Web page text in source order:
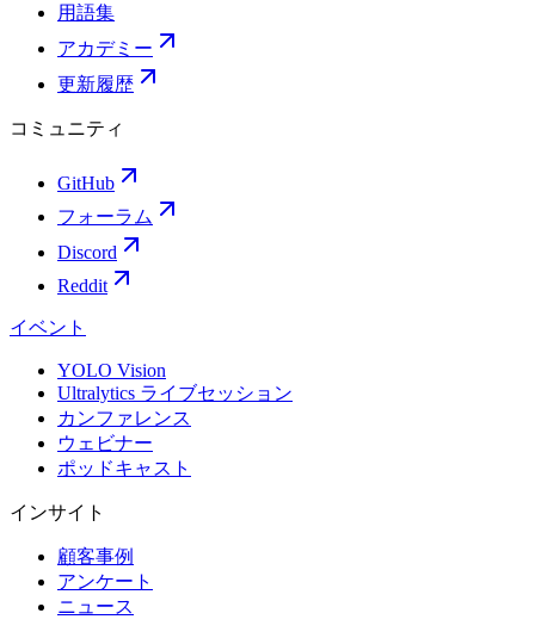
用語集
アカデミー
更新履歴
コミュニティ
GitHub
フォーラム
Discord
Reddit
イベント
YOLO Vision
Ultralytics ライブセッション
カンファレンス
ウェビナー
ポッドキャスト
インサイト
顧客事例
アンケート
ニュース